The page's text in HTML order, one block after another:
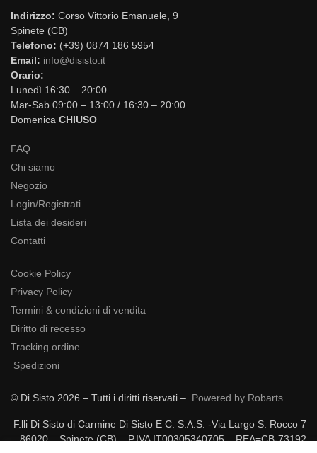
Indirizzo: Corso Vittorio Emanuele, 9
Spinete (CB)
Telefono: (+39) 0874 186 5954
Email: info@disisto.it
Orario:
Lunedì 16:30 – 20:00
Mar-Sab 09:00 – 13:00 / 16:30 – 20:00
Domenica CHIUSO
FAQ
Chi siamo
Negozio
Login/Registrati
Lista dei desideri
Contatti
Cookie Policy
Privacy Policy
Termini & condizioni di vendita
Diritto di recesso
Tracking ordine
Spedizioni
© Di Sisto 2026 – Tutti i diritti riservati – Powered by Robarts
F.lli Di Sisto di Carmine Di Sisto E C. S.A.S. -Via Largo S. Rocco 7
– 86020 – Spinete (CB) – P.IVA IT00305340705 – REA=CB-73192